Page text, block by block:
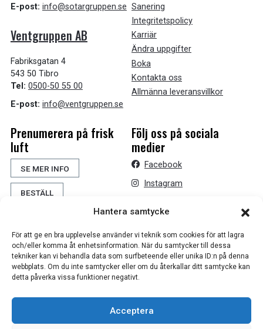
Hantera samtycke
För att ge en bra upplevelse använder vi teknik som cookies för att lagra
och/eller komma åt enhetsinformation. När du samtycker till dessa
tekniker kan vi behandla data som surfbeteende eller unika ID:n på denna
webbplats. Om du inte samtycker eller om du återkallar ditt samtycke kan
detta påverka vissa funktioner negativt.
Acceptera
E-post: info@sotargruppen.se
Ventgruppen AB
Fabriksgatan 4
543 50 Tibro
Tel: 0500-50 55 00
E-post: info@ventgruppen.se
Sanering
Integritetspolicy
Karriär
Ändra uppgifter
Boka
Kontakta oss
Allmänna leveransvillkor
Prenumerera på frisk
luft
SE MER INFO
BESTÄLL
Följ oss på sociala
medier
Facebook
Instagram